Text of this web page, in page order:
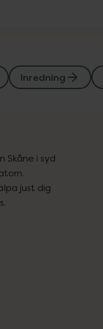
Inredning
Skåne i syd
just dig